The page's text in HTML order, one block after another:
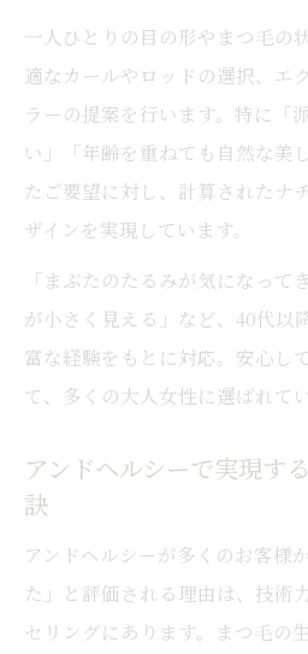
一人ひとりの目の形やまつ毛の
適なカールやロッドの選択、エ
ラーの提案を行います。特に「
い」「年齢を重ねても自然な美
たご要望に対し、計算されたナ
ザインを実現しています。
「まぶたのたるみが気になって
が小さく見える」など、40代以
富な経験をもとに対応。安心し
て、多くの大人女性に選ばれてい
アンドヘルシーで実現す
訣
アンドヘルシーが多くのお客様
た」と評価される理由は、技術
セリングにあります。まつ毛の